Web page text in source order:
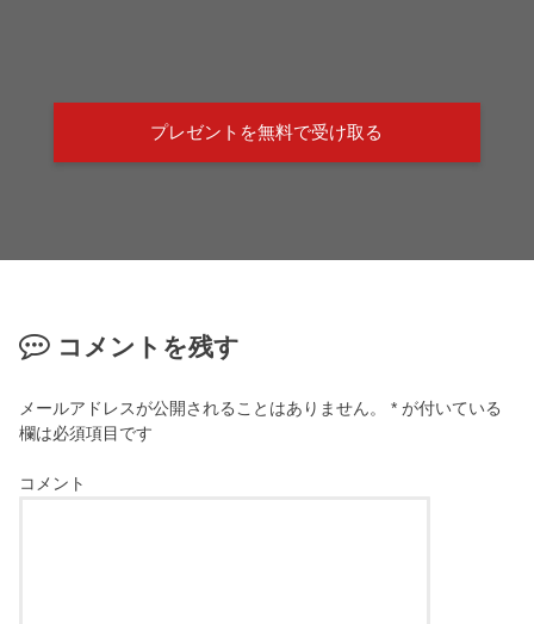
プレゼントを無料で受け取る
コメントを残す
メールアドレスが公開されることはありません。 * が付いている
欄は必須項目です
コメント